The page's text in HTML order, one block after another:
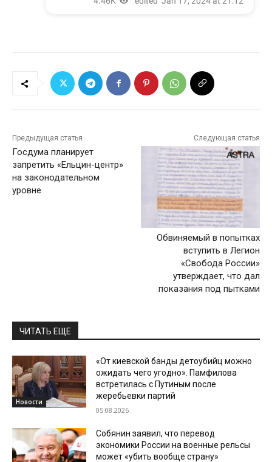
Предыдущая статья
Госдума планирует
запретить «Ельцин-центр»
на законодательном
уровне
Следующая статья
Обвиняемый в попытках
вступить в Легион
«Свобода России»
утверждает, что дал
показания под пытками
ЧИТАТЬ ЕЩЕ
Новости
«От киевской банды детоубийц можно
ожидать чего угодно». Памфилова
встретилась с Путиным после
жеребьевки партий
05.08.2026
Собянин заявил, что перевод
экономики России на военные рельсы
может «убить вообще страну»